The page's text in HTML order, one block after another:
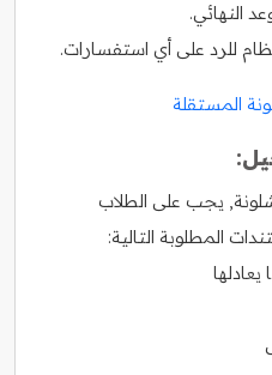
النهائي.
للرد على أي استفسارات.
المستقلة
يجب على الطلاب
المطلوبة التالية:
يعادلها